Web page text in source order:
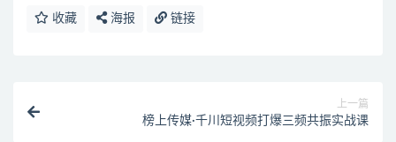
收藏 海报 链接
上一篇
榜上传媒·千川短视频打爆三频共振实战课